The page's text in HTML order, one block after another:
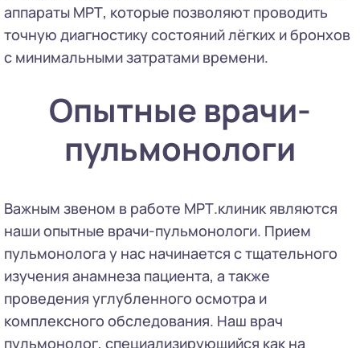
аппараты МРТ, которые позволяют проводить
точную диагностику состояний лёгких и бронхов
с минимальными затратами времени.
Опытные врачи-
пульмонологи
Важным звеном в работе МРТ.клиник являются
наши опытные врачи-пульмонологи. Прием
пульмонолога у нас начинается с тщательного
изучения анамнеза пациента, а также
проведения углубленного осмотра и
комплексного обследования. Наш врач
пульмонолог, специализирующийся как на